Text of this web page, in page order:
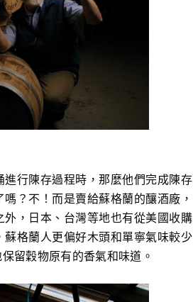
行陳存過程時，那麼他們完成陳存
？不！而是賣給蘇格蘭的釀酒廠，
，日本、台灣等地也有從美國收購
格蘭人更偏好木頭和單寧氣味較少
留穀物原有的香氣和味道。